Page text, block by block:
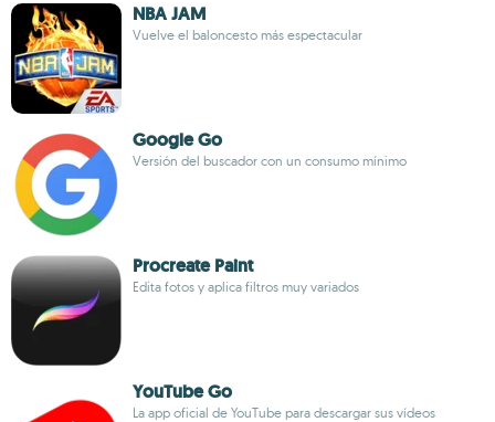
NBA JAM
Vuelve el baloncesto más espectacular
Google Go
Versión del buscador con un consumo mínimo
Procreate Paint
Edita fotos y aplica filtros muy variados
YouTube Go
La app oficial de YouTube para descargar sus vídeos